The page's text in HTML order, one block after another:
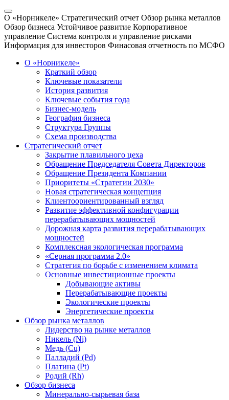
О «Норникеле» Стратегический отчет Обзор рынка металлов
Обзор бизнеса Устойчивое развитие Корпоративное
управление Система контроля и управление рисками
Информация для инвесторов Финасовая отчетность по МСФО
О «Норникеле»
Краткий обзор
Ключевые показатели
История развития
Ключевые события года
Бизнес-модель
География бизнеса
Структура Группы
Схема производства
Стратегический отчет
Закрытие плавильного цеха
Обращение Председателя Совета Директоров
Обращение Президента Компании
Приоритеты «Стратегии 2030»
Новая стратегическая концепция
Клиентоориентированный взгляд
Развитие эффективной конфигурации
перерабатывающих мощностей
Дорожная карта развития перерабатывающих
мощностей
Комплексная экологическая программа
«Серная программа 2.0»
Стратегия по борьбе с изменением климата
Основные инвестиционные проекты
Добывающие активы
Перерабатывающие проекты
Экологические проекты
Энергетические проекты
Обзор рынка металлов
Лидерство на рынке металлов
Никель (Ni)
Медь (Cu)
Палладий (Pd)
Платина (Pt)
Родий (Rh)
Обзор бизнеса
Минерально-сырьевая база